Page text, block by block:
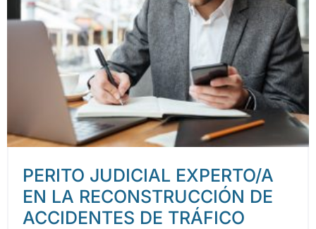
PERITO JUDICIAL EXPERTO/A
EN LA RECONSTRUCCIÓN DE
ACCIDENTES DE TRÁFICO